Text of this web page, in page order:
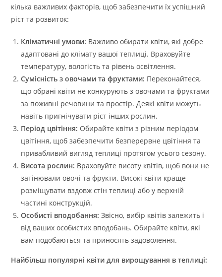
кілька важливих факторів, щоб забезпечити їх успішний
ріст та розвиток:
Кліматичні умови: Важливо обирати квіти, які добре
адаптовані до клімату вашої теплиці. Враховуйте
температуру, вологість та рівень освітлення.
Сумісність з овочами та фруктами: Переконайтеся,
що обрані квіти не конкурують з овочами та фруктами
за поживні речовини та простір. Деякі квіти можуть
навіть пригнічувати ріст інших рослин.
Період цвітіння: Обирайте квіти з різним періодом
цвітіння, щоб забезпечити безперервне цвітіння та
привабливий вигляд теплиці протягом усього сезону.
Висота рослин: Враховуйте висоту квітів, щоб вони не
затінювали овочі та фрукти. Високі квіти краще
розміщувати вздовж стін теплиці або у верхній
частині конструкцій.
Особисті вподобання: Звісно, вибір квітів залежить і
від ваших особистих вподобань. Обирайте квіти, які
вам подобаються та приносять задоволення.
Найбільш популярні квіти для вирощування в теплиці: